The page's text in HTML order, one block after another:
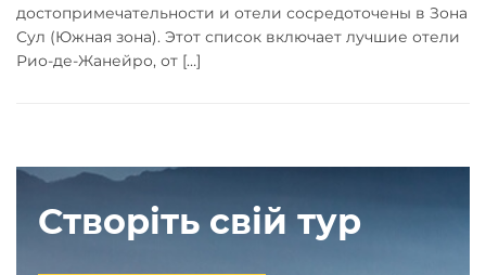
достопримечательности и отели сосредоточены в Зона
Сул (Южная зона). Этот список включает лучшие отели
Рио-де-Жанейро, от […]
Створіть свій тур